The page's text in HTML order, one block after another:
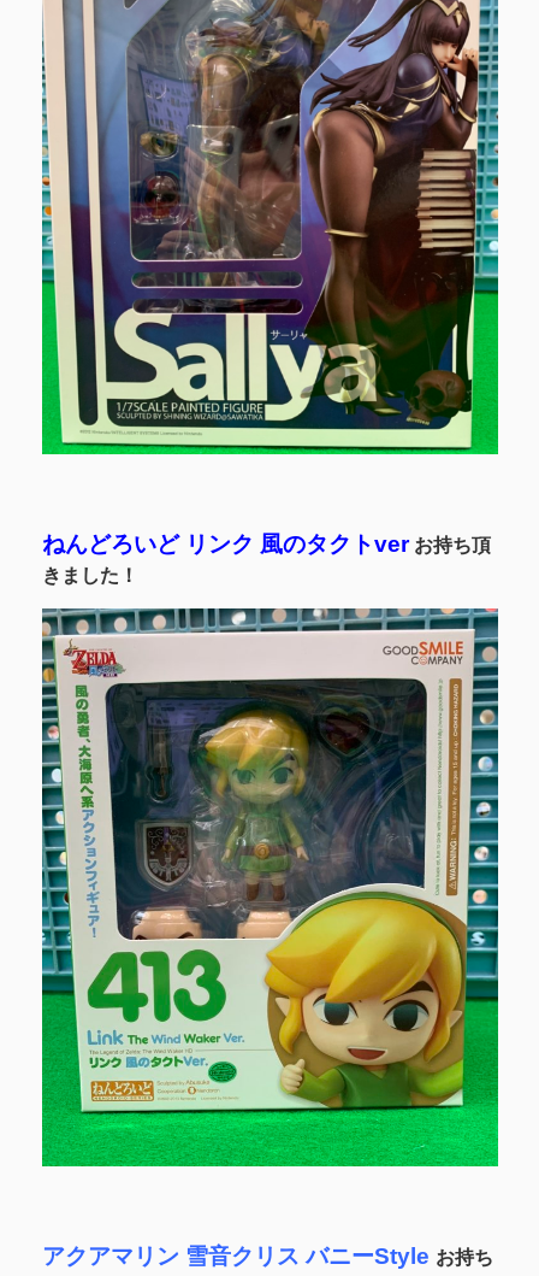
ねんどろいど リンク 風のタクトverお持ち頂
きました！
アクアマリン 雪音クリス バニーStyle お持ち